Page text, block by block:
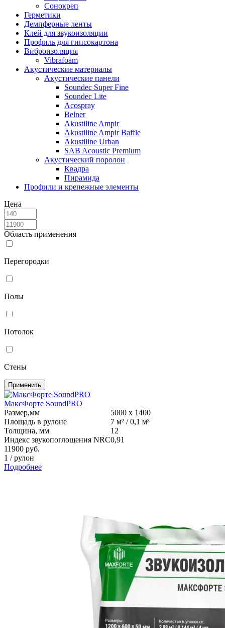
Сонокреп
Герметики
Демпферные ленты
Клей для звукоизоляции
Профиль для гипсокартона
Виброизоляция
Vibrafoam
Акустические материалы
Акустические панели
Soundec Super Fine
Soundec Lite
Acospray
Belner
Akustiline Ampir
Akustiline Ampir Baffle
Akustiline Urban
SAB Acoustic Premium
Акустический поролон
Квадра
Пирамида
Профили и крепежные элементы
Цена
Область применения
Перегородки
Полы
Потолок
Стены
Применить
МаксФорте SoundPRO
Размер,мм
5000 х 1400
Площадь в рулоне
7 м² / 0,1 м³
Толщина, мм
12
Индекс звукопоглощения NRC0,91
11900 руб.
1 /рулон
Подробнее